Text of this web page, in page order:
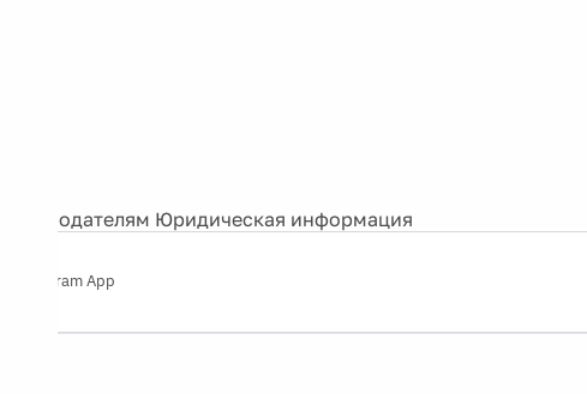
Рекламодателям Юридическая информация
Telegram App